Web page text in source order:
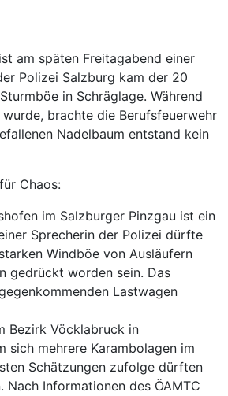
am späten Freitagabend einer
Polizei Salzburg kam der 20
in Schräglage. Während
brachte die Berufsfeuerwehr
Nadelbaum entstand kein
Chaos:
im Salzburger Pinzgau ist ein
Sprecherin der Polizei dürfte
Windböe von Ausläufern
gedrückt worden sein. Das
Lastwagen
Bezirk Vöcklabruck in
sich mehrere Karambolagen im
Schätzungen zufolge dürften
Informationen des ÖAMTC